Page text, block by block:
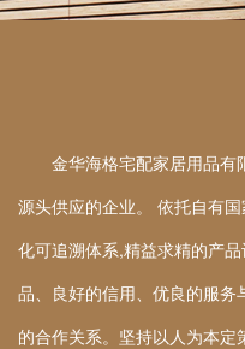
金华海格宅配家居用品有
源头供应的企业。 依托自有
化可追溯体系,精益求精的产
品、良好的信用、优良的服
的合作关系。坚持以人为本